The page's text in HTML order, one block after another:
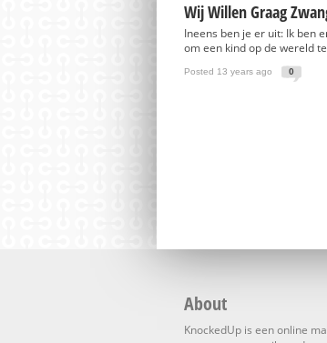
Wij Willen Graag
Ineens ben je er uit: Ik ben
om een kind op de wereld
Posted 13 years ago 0
About
KnockedUp is een online